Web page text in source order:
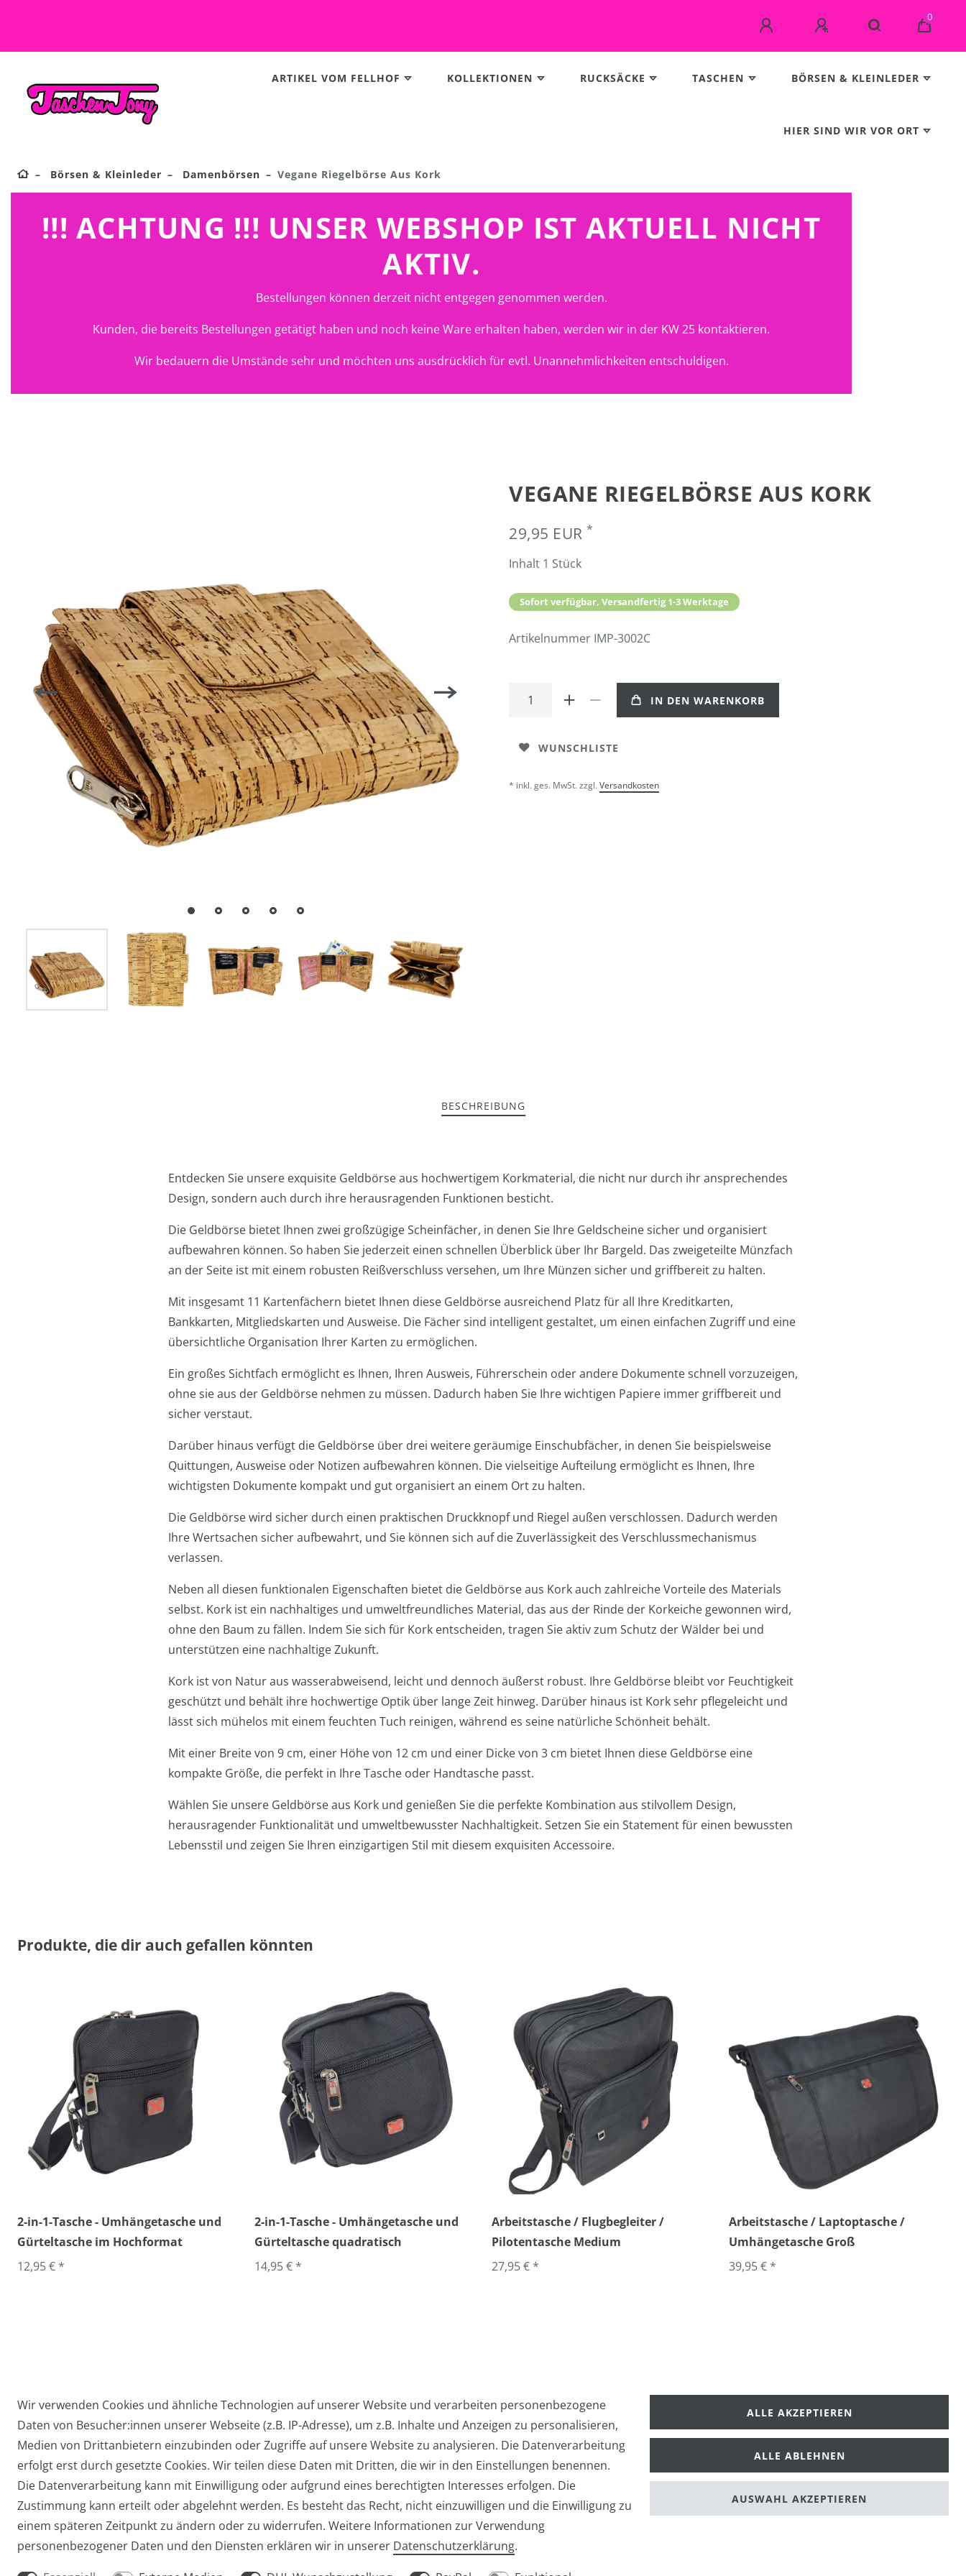
0
ARTIKEL VOM FELLHOF KOLLEKTIONEN RUCKSÄCKE TASCHEN BÖRSEN & KLEINLEDER
HIER SIND WIR VOR ORT
Börsen & Kleinleder Damenbörsen Vegane Riegelbörse Aus Kork
!!! ACHTUNG !!! UNSER WEBSHOP IST AKTUELL NICHT
AKTIV.
Bestellungen können derzeit nicht entgegen genommen werden.
Kunden, die bereits Bestellungen getätigt haben und noch keine Ware erhalten haben, werden wir in der KW 25 kontaktieren.
Wir bedauern die Umstände sehr und möchten uns ausdrücklich für evtl. Unannehmlichkeiten entschuldigen.
VEGANE RIEGELBÖRSE AUS KORK
29,95 EUR *
Inhalt 1 Stück
Sofort verfügbar, Versandfertig 1-3 Werktage
Artikelnummer IMP-3002C
IN DEN WARENKORB
WUNSCHLISTE
* inkl. ges. MwSt. zzgl.Versandkosten
BESCHREIBUNG
Entdecken Sie unsere exquisite Geldbörse aus hochwertigem Korkmaterial, die nicht nur durch ihr ansprechendes
Design, sondern auch durch ihre herausragenden Funktionen besticht.
Die Geldbörse bietet Ihnen zwei großzügige Scheinfächer, in denen Sie Ihre Geldscheine sicher und organisiert
aufbewahren können. So haben Sie jederzeit einen schnellen Überblick über Ihr Bargeld. Das zweigeteilte Münzfach
an der Seite ist mit einem robusten Reißverschluss versehen, um Ihre Münzen sicher und griffbereit zu halten.
Mit insgesamt 11 Kartenfächern bietet Ihnen diese Geldbörse ausreichend Platz für all Ihre Kreditkarten,
Bankkarten, Mitgliedskarten und Ausweise. Die Fächer sind intelligent gestaltet, um einen einfachen Zugriff und eine
übersichtliche Organisation Ihrer Karten zu ermöglichen.
Ein großes Sichtfach ermöglicht es Ihnen, Ihren Ausweis, Führerschein oder andere Dokumente schnell vorzuzeigen,
ohne sie aus der Geldbörse nehmen zu müssen. Dadurch haben Sie Ihre wichtigen Papiere immer griffbereit und
sicher verstaut.
Darüber hinaus verfügt die Geldbörse über drei weitere geräumige Einschubfächer, in denen Sie beispielsweise
Quittungen, Ausweise oder Notizen aufbewahren können. Die vielseitige Aufteilung ermöglicht es Ihnen, Ihre
wichtigsten Dokumente kompakt und gut organisiert an einem Ort zu halten.
Die Geldbörse wird sicher durch einen praktischen Druckknopf und Riegel außen verschlossen. Dadurch werden
Ihre Wertsachen sicher aufbewahrt, und Sie können sich auf die Zuverlässigkeit des Verschlussmechanismus
verlassen.
Neben all diesen funktionalen Eigenschaften bietet die Geldbörse aus Kork auch zahlreiche Vorteile des Materials
selbst. Kork ist ein nachhaltiges und umweltfreundliches Material, das aus der Rinde der Korkeiche gewonnen wird,
ohne den Baum zu fällen. Indem Sie sich für Kork entscheiden, tragen Sie aktiv zum Schutz der Wälder bei und
unterstützen eine nachhaltige Zukunft.
Kork ist von Natur aus wasserabweisend, leicht und dennoch äußerst robust. Ihre Geldbörse bleibt vor Feuchtigkeit
geschützt und behält ihre hochwertige Optik über lange Zeit hinweg. Darüber hinaus ist Kork sehr pflegeleicht und
lässt sich mühelos mit einem feuchten Tuch reinigen, während es seine natürliche Schönheit behält.
Mit einer Breite von 9 cm, einer Höhe von 12 cm und einer Dicke von 3 cm bietet Ihnen diese Geldbörse eine
kompakte Größe, die perfekt in Ihre Tasche oder Handtasche passt.
Wählen Sie unsere Geldbörse aus Kork und genießen Sie die perfekte Kombination aus stilvollem Design,
herausragender Funktionalität und umweltbewusster Nachhaltigkeit. Setzen Sie ein Statement für einen bewussten
Lebensstil und zeigen Sie Ihren einzigartigen Stil mit diesem exquisiten Accessoire.
Produkte, die dir auch gefallen könnten
2-in-1-Tasche - Umhängetasche und
Gürteltasche im Hochformat
12,95 € *
2-in-1-Tasche - Umhängetasche und
Gürteltasche quadratisch
14,95 € *
Arbeitstasche / Flugbegleiter /
Pilotentasche Medium
27,95 € *
Arbeitstasche / Laptoptasche /
Umhängetasche Groß
39,95 € *
Widerrufs­recht Widerrufs­formular Impressum Daten­schutz­erklärung AGB
info@taschen-tony.de
Wir verwenden Cookies und ähnliche Technologien auf unserer Website und verarbeiten personenbezogene
Daten von Besucher:innen unserer Webseite (z.B. IP-Adresse), um z.B. Inhalte und Anzeigen zu personalisieren,
Medien von Drittanbietern einzubinden oder Zugriffe auf unsere Website zu analysieren. Die Datenverarbeitung
erfolgt erst durch gesetzte Cookies. Wir teilen diese Daten mit Dritten, die wir in den Einstellungen benennen.
Die Datenverarbeitung kann mit Einwilligung oder aufgrund eines berechtigten Interesses erfolgen. Die
Zustimmung kann erteilt oder abgelehnt werden. Es besteht das Recht, nicht einzuwilligen und die Einwilligung zu
einem späteren Zeitpunkt zu ändern oder zu widerrufen. Weitere Informationen zur Verwendung
personenbezogener Daten und den Diensten erklären wir in unserer Daten­schutz­erklärung.
ALLE AKZEPTIEREN
ALLE ABLEHNEN
AUSWAHL AKZEPTIEREN